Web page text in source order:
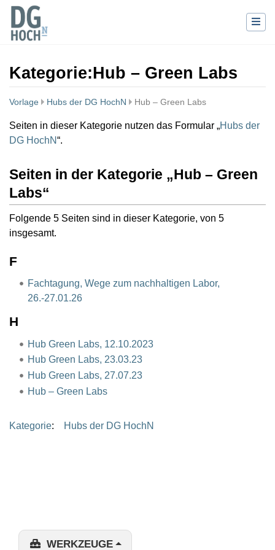
Kategorie:Hub – Green Labs
Vorlage Hubs der DG HochN Hub – Green Labs
Wechseln zu:Navigation,Suche
Seiten in dieser Kategorie nutzen das Formular „Hubs der
DG HochN“.
Seiten in der Kategorie „Hub – Green
Labs“
Folgende 5 Seiten sind in dieser Kategorie, von 5
insgesamt.
F
Fachtagung, Wege zum nachhaltigen Labor,
26.-27.01.26
H
Hub Green Labs, 12.10.2023
Hub Green Labs, 23.03.23
Hub Green Labs, 27.07.23
Hub – Green Labs
Kategorie: Hubs der DG HochN
WERKZEUGE